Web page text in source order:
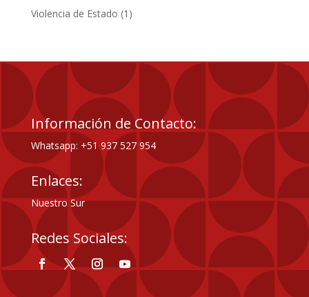
productos
Violencia de Estado 1 1
Información de Contacto:
Whatsapp: +51 937 527 954
Enlaces:
Nuestro Sur
Redes Sociales: